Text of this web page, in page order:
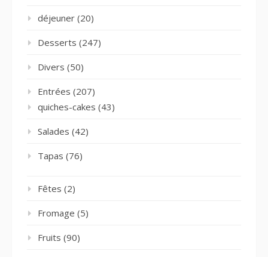
déjeuner (20)
Desserts (247)
Divers (50)
Entrées (207)
quiches-cakes (43)
Salades (42)
Tapas (76)
Fêtes (2)
Fromage (5)
Fruits (90)